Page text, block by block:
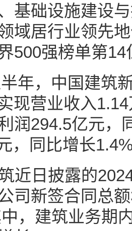
基础设施建设
域居行业领先
500强榜单第14
年，中国建筑
现营业收入
润294.5亿元，
，同比增长
近日披露的
司新签合同总
，建筑业务期